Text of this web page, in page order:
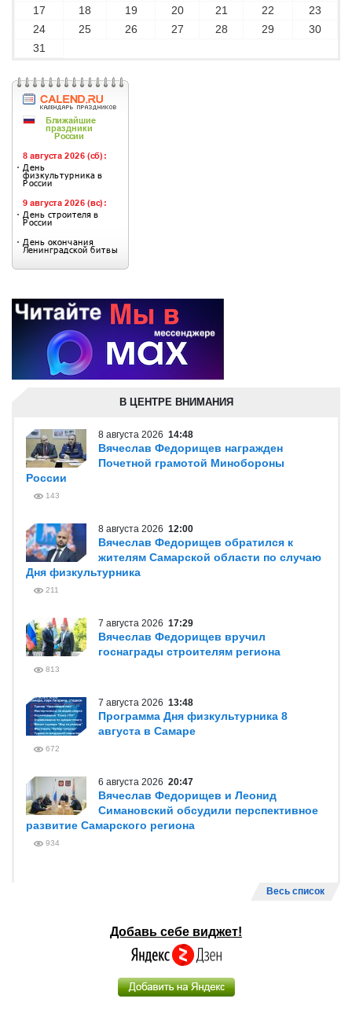
17 18 19 20 21 22
23
24
25 26 27 28 29
30
31
В ЦЕНТРЕ ВНИМАНИЯ
8 августа 2026 14:48
Вячеслав Федорищев награжден
Почетной грамотой Минобороны
России
143
8 августа 2026 12:00
Вячеслав Федорищев обратился к
жителям Самарской области по случаю
Дня физкультурника
211
7 августа 2026 17:29
Вячеслав Федорищев вручил
госнаграды строителям региона
813
7 августа 2026 13:48
Программа Дня физкультурника 8
августа в Самаре
672
6 августа 2026 20:47
Вячеслав Федорищев и Леонид
Симановский обсудили перспективное
развитие Самарского региона
934
Весь список
Добавь себе виджет!